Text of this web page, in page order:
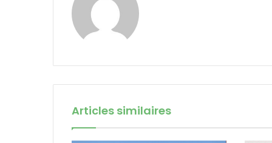
Articles similaires